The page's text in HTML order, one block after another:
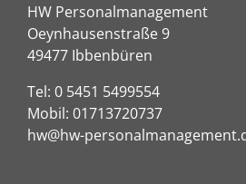
HW Personalmanagement
Oeynhausenstraße 9
49477 Ibbenbüren
Tel: 0 5451 5499554
Mobil: 01713720737
hw@hw-